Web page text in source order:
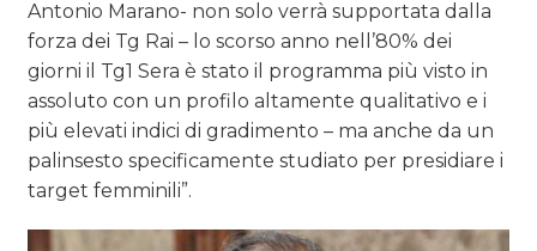
Antonio Marano- non solo verrà supportata dalla
forza dei Tg Rai – lo scorso anno nell’80% dei
giorni il Tg1 Sera è stato il programma più visto in
assoluto con un profilo altamente qualitativo e i
più elevati indici di gradimento – ma anche da un
palinsesto specificamente studiato per presidiare i
target femminili”.